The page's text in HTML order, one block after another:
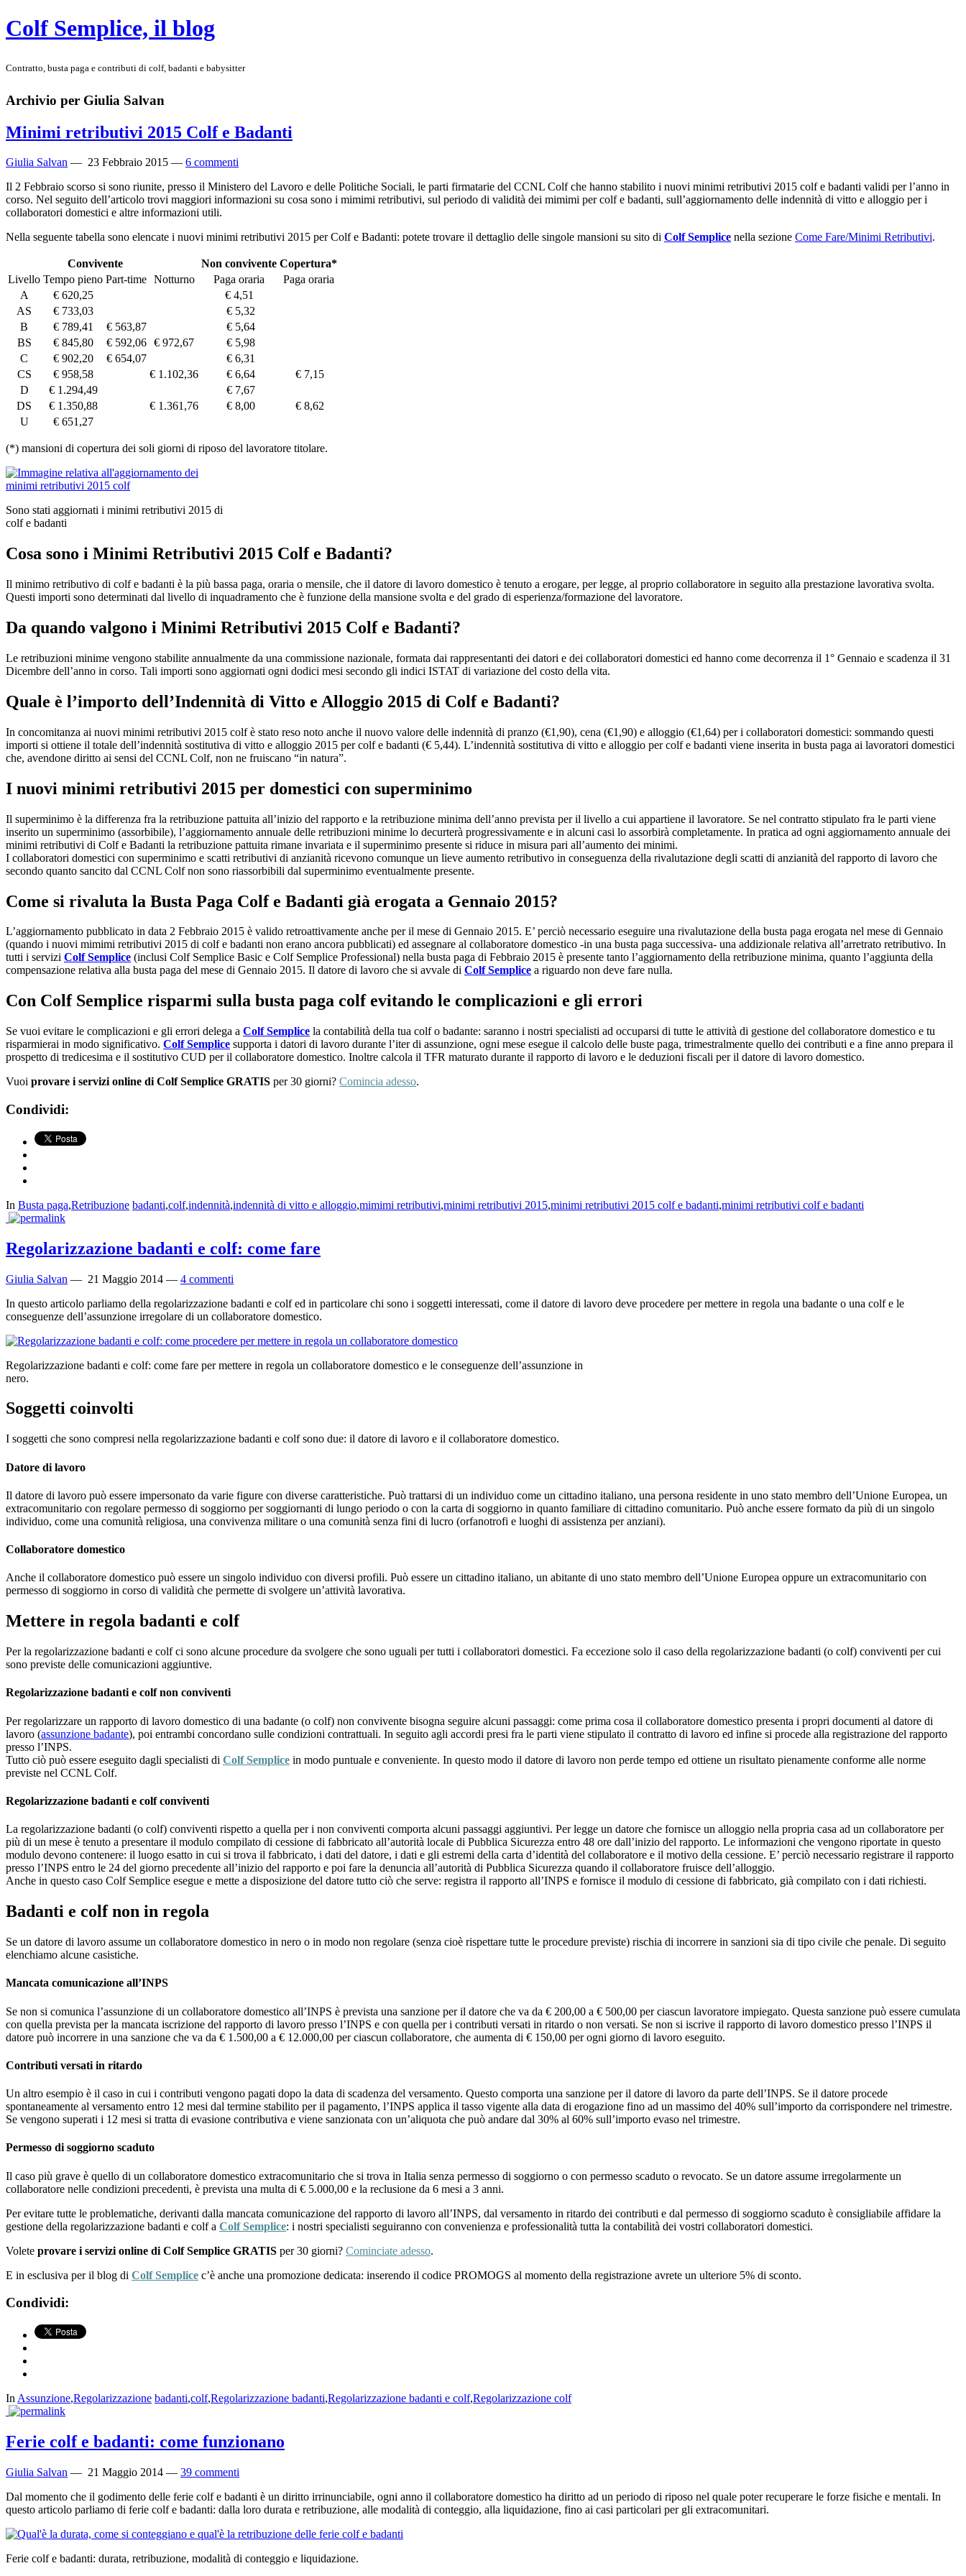
Colf Semplice, il blog
Contratto, busta paga e contributi di colf, badanti e babysitter
Archivio per Giulia Salvan
Minimi retributivi 2015 Colf e Badanti
Giulia Salvan — 23 Febbraio 2015 — 6 commenti
Il 2 Febbraio scorso si sono riunite, presso il Ministero del Lavoro e delle Politiche Sociali, le parti firmatarie del CCNL Colf che hanno stabilito i nuovi minimi retributivi 2015 colf e badanti validi per l’anno in
corso. Nel seguito dell’articolo trovi maggiori informazioni su cosa sono i mimimi retributivi, sul periodo di validità dei mimimi per colf e badanti, sull’aggiornamento delle indennità di vitto e alloggio per i
collaboratori domestici e altre informazioni utili.
Nella seguente tabella sono elencate i nuovi minimi retributivi 2015 per Colf e Badanti: potete trovare il dettaglio delle singole mansioni su sito di Colf Semplice nella sezione Come Fare/Minimi Retributivi.
Convivente Non convivente Copertura*
Livello Tempo pieno Part-time Notturno Paga oraria
Paga oraria
A
€ 620,25
€ 4,51
AS
€ 733,03
€ 5,32
B
€ 789,41 € 563,87
€ 5,64
BS
€ 845,80 € 592,06 € 972,67
€ 5,98
C
€ 902,20 € 654,07
€ 6,31
CS
€ 958,58 € 1.102,36 € 6,64
€ 7,15
D
€ 1.294,49
€ 7,67
DS
€ 1.350,88 € 1.361,76 € 8,00
€ 8,62
U
€ 651,27
(*) mansioni di copertura dei soli giorni di riposo del lavoratore titolare.
Sono stati aggiornati i minimi retributivi 2015 di
colf e badanti
Cosa sono i Minimi Retributivi 2015 Colf e Badanti?
Il minimo retributivo di colf e badanti è la più bassa paga, oraria o mensile, che il datore di lavoro domestico è tenuto a erogare, per legge, al proprio collaboratore in seguito alla prestazione lavorativa svolta.
Questi importi sono determinati dal livello di inquadramento che è funzione della mansione svolta e del grado di esperienza/formazione del lavoratore.
Da quando valgono i Minimi Retributivi 2015 Colf e Badanti?
Le retribuzioni minime vengono stabilite annualmente da una commissione nazionale, formata dai rappresentanti dei datori e dei collaboratori domestici ed hanno come decorrenza il 1° Gennaio e scadenza il 31
Dicembre dell’anno in corso. Tali importi sono aggiornati ogni dodici mesi secondo gli indici ISTAT di variazione del costo della vita.
Quale è l’importo dell’Indennità di Vitto e Alloggio 2015 di Colf e Badanti?
In concomitanza ai nuovi minimi retributivi 2015 colf è stato reso noto anche il nuovo valore delle indennità di pranzo (€1,90), cena (€1,90) e alloggio (€1,64) per i collaboratori domestici: sommando questi
importi si ottiene il totale dell’indennità sostitutiva di vitto e alloggio 2015 per colf e badanti (€ 5,44). L’indennità sostitutiva di vitto e alloggio per colf e badanti viene inserita in busta paga ai lavoratori domestici
che, avendone diritto ai sensi del CCNL Colf, non ne fruiscano “in natura”.
I nuovi minimi retributivi 2015 per domestici con superminimo
Il superminimo è la differenza fra la retribuzione pattuita all’inizio del rapporto e la retribuzione minima dell’anno prevista per il livello a cui appartiene il lavoratore. Se nel contratto stipulato fra le parti viene
inserito un superminimo (assorbibile), l’aggiornamento annuale delle retribuzioni minime lo decurterà progressivamente e in alcuni casi lo assorbirà completamente. In pratica ad ogni aggiornamento annuale dei
minimi retributivi di Colf e Badanti la retribuzione pattuita rimane invariata e il superminimo presente si riduce in misura pari all’aumento dei minimi.
I collaboratori domestici con superminimo e scatti retributivi di anzianità ricevono comunque un lieve aumento retributivo in conseguenza della rivalutazione degli scatti di anzianità del rapporto di lavoro che
secondo quanto sancito dal CCNL Colf non sono riassorbibili dal superminimo eventualmente presente.
Come si rivaluta la Busta Paga Colf e Badanti già erogata a Gennaio 2015?
L’aggiornamento pubblicato in data 2 Febbraio 2015 è valido retroattivamente anche per il mese di Gennaio 2015. E’ perciò necessario eseguire una rivalutazione della busta paga erogata nel mese di Gennaio
(quando i nuovi mimimi retributivi 2015 di colf e badanti non erano ancora pubblicati) ed assegnare al collaboratore domestico -in una busta paga successiva- una addizionale relativa all’arretrato retributivo. In
tutti i servizi Colf Semplice (inclusi Colf Semplice Basic e Colf Semplice Professional) nella busta paga di Febbraio 2015 è presente tanto l’aggiornamento della retribuzione minima, quanto l’aggiunta della
compensazione relativa alla busta paga del mese di Gennaio 2015. Il datore di lavoro che si avvale di Colf Semplice a riguardo non deve fare nulla.
Con Colf Semplice risparmi sulla busta paga colf evitando le complicazioni e gli errori
Se vuoi evitare le complicazioni e gli errori delega a Colf Semplice la contabilità della tua colf o badante: saranno i nostri specialisti ad occuparsi di tutte le attività di gestione del collaboratore domestico e tu
risparmierai in modo significativo. Colf Semplice supporta i datori di lavoro durante l’iter di assunzione, ogni mese esegue il calcolo delle buste paga, trimestralmente quello dei contributi e a fine anno prepara il
prospetto di tredicesima e il sostitutivo CUD per il collaboratore domestico. Inoltre calcola il TFR maturato durante il rapporto di lavoro e le deduzioni fiscali per il datore di lavoro domestico.
Vuoi provare i servizi online di Colf Semplice GRATIS per 30 giorni? Comincia adesso.
Condividi:
In Busta paga,Retribuzione badanti,colf,indennità,indennità di vitto e alloggio,mimimi retributivi,minimi retributivi 2015,minimi retributivi 2015 colf e badanti,minimi retributivi colf e badanti
Regolarizzazione badanti e colf: come fare
Giulia Salvan — 21 Maggio 2014 — 4 commenti
In questo articolo parliamo della regolarizzazione badanti e colf ed in particolare chi sono i soggetti interessati, come il datore di lavoro deve procedere per mettere in regola una badante o una colf e le
conseguenze dell’assunzione irregolare di un collaboratore domestico.
Regolarizzazione badanti e colf: come fare per mettere in regola un collaboratore domestico e le conseguenze dell’assunzione in
nero.
Soggetti coinvolti
I soggetti che sono compresi nella regolarizzazione badanti e colf sono due: il datore di lavoro e il collaboratore domestico.
Datore di lavoro
Il datore di lavoro può essere impersonato da varie figure con diverse caratteristiche. Può trattarsi di un individuo come un cittadino italiano, una persona residente in uno stato membro dell’Unione Europea, un
extracomunitario con regolare permesso di soggiorno per soggiornanti di lungo periodo o con la carta di soggiorno in quanto familiare di cittadino comunitario. Può anche essere formato da più di un singolo
individuo, come una comunità religiosa, una convivenza militare o una comunità senza fini di lucro (orfanotrofi e luoghi di assistenza per anziani).
Collaboratore domestico
Anche il collaboratore domestico può essere un singolo individuo con diversi profili. Può essere un cittadino italiano, un abitante di uno stato membro dell’Unione Europea oppure un extracomunitario con
permesso di soggiorno in corso di validità che permette di svolgere un’attività lavorativa.
Mettere in regola badanti e colf
Per la regolarizzazione badanti e colf ci sono alcune procedure da svolgere che sono uguali per tutti i collaboratori domestici. Fa eccezione solo il caso della regolarizzazione badanti (o colf) conviventi per cui
sono previste delle comunicazioni aggiuntive.
Regolarizzazione badanti e colf non conviventi
Per regolarizzare un rapporto di lavoro domestico di una badante (o colf) non convivente bisogna seguire alcuni passaggi: come prima cosa il collaboratore domestico presenta i propri documenti al datore di
lavoro (assunzione badante), poi entrambi concordano sulle condizioni contrattuali. In seguito agli accordi presi fra le parti viene stipulato il contratto di lavoro ed infine si procede alla registrazione del rapporto
presso l’INPS.
Tutto ciò può essere eseguito dagli specialisti di Colf Semplice in modo puntuale e conveniente. In questo modo il datore di lavoro non perde tempo ed ottiene un risultato pienamente conforme alle norme
previste nel CCNL Colf.
Regolarizzazione badanti e colf conviventi
La regolarizzazione badanti (o colf) conviventi rispetto a quella per i non conviventi comporta alcuni passaggi aggiuntivi. Per legge un datore che fornisce un alloggio nella propria casa ad un collaboratore per
più di un mese è tenuto a presentare il modulo compilato di cessione di fabbricato all’autorità locale di Pubblica Sicurezza entro 48 ore dall’inizio del rapporto. Le informazioni che vengono riportate in questo
modulo devono contenere: il luogo esatto in cui si trova il fabbricato, i dati del datore, i dati e gli estremi della carta d’identità del collaboratore e il motivo della cessione. E’ perciò necessario registrare il rapporto
presso l’INPS entro le 24 del giorno precedente all’inizio del rapporto e poi fare la denuncia all’autorità di Pubblica Sicurezza quando il collaboratore fruisce dell’alloggio.
Anche in questo caso Colf Semplice esegue e mette a disposizione del datore tutto ciò che serve: registra il rapporto all’INPS e fornisce il modulo di cessione di fabbricato, già compilato con i dati richiesti.
Badanti e colf non in regola
Se un datore di lavoro assume un collaboratore domestico in nero o in modo non regolare (senza cioè rispettare tutte le procedure previste) rischia di incorrere in sanzioni sia di tipo civile che penale. Di seguito
elenchiamo alcune casistiche.
Mancata comunicazione all’INPS
Se non si comunica l’assunzione di un collaboratore domestico all’INPS è prevista una sanzione per il datore che va da € 200,00 a € 500,00 per ciascun lavoratore impiegato. Questa sanzione può essere cumulata
con quella prevista per la mancata iscrizione del rapporto di lavoro presso l’INPS e con quella per i contributi versati in ritardo o non versati. Se non si iscrive il rapporto di lavoro domestico presso l’INPS il
datore può incorrere in una sanzione che va da € 1.500,00 a € 12.000,00 per ciascun collaboratore, che aumenta di € 150,00 per ogni giorno di lavoro eseguito.
Contributi versati in ritardo
Un altro esempio è il caso in cui i contributi vengono pagati dopo la data di scadenza del versamento. Questo comporta una sanzione per il datore di lavoro da parte dell’INPS. Se il datore procede
spontaneamente al versamento entro 12 mesi dal termine stabilito per il pagamento, l’INPS applica il tasso vigente alla data di erogazione fino ad un massimo del 40% sull’importo da corrispondere nel trimestre.
Se vengono superati i 12 mesi si tratta di evasione contributiva e viene sanzionata con un’aliquota che può andare dal 30% al 60% sull’importo evaso nel trimestre.
Permesso di soggiorno scaduto
Il caso più grave è quello di un collaboratore domestico extracomunitario che si trova in Italia senza permesso di soggiorno o con permesso scaduto o revocato. Se un datore assume irregolarmente un
collaboratore nelle condizioni precedenti, è prevista una multa di € 5.000,00 e la reclusione da 6 mesi a 3 anni.
Per evitare tutte le problematiche, derivanti dalla mancata comunicazione del rapporto di lavoro all’INPS, dal versamento in ritardo dei contributi e dal permesso di soggiorno scaduto è consigliabile affidare la
gestione della regolarizzazione badanti e colf a Colf Semplice: i nostri specialisti seguiranno con convenienza e professionalità tutta la contabilità dei vostri collaboratori domestici.
Volete provare i servizi online di Colf Semplice GRATIS per 30 giorni? Cominciate adesso.
E in esclusiva per il blog di Colf Semplice c’è anche una promozione dedicata: inserendo il codice PROMOGS al momento della registrazione avrete un ulteriore 5% di sconto.
Condividi:
In Assunzione,Regolarizzazione badanti,colf,Regolarizzazione badanti,Regolarizzazione badanti e colf,Regolarizzazione colf
Ferie colf e badanti: come funzionano
Giulia Salvan — 21 Maggio 2014 — 39 commenti
Dal momento che il godimento delle ferie colf e badanti è un diritto irrinunciabile, ogni anno il collaboratore domestico ha diritto ad un periodo di riposo nel quale poter recuperare le forze fisiche e mentali. In
questo articolo parliamo di ferie colf e badanti: dalla loro durata e retribuzione, alle modalità di conteggio, alla liquidazione, fino ai casi particolari per gli extracomunitari.
Ferie colf e badanti: durata, retribuzione, modalità di conteggio e liquidazione.